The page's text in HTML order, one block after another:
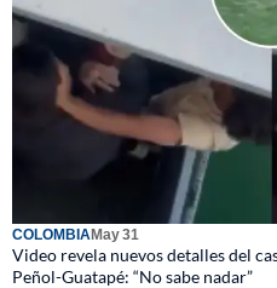
COLOMBIAMay 31
Video revela nuevos detalles del
Peñol-Guatapé: “No sabe nadar”